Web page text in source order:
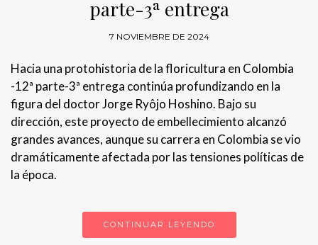
parte-3ª entrega
7 NOVIEMBRE DE 2024
Hacia una protohistoria de la floricultura en Colombia
-12ª parte-3ª entrega continúa profundizando en la
figura del doctor Jorge Ryôjo Hoshino. Bajo su
dirección, este proyecto de embellecimiento alcanzó
grandes avances, aunque su carrera en Colombia se vio
dramáticamente afectada por las tensiones políticas de
la época.
CONTINUAR LEYENDO